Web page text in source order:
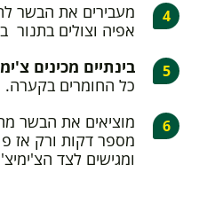
מעבירים את הבשר
אפיה וצולים בתנור במשך
בינתיים מכינים
כל החומרים בקערה.
מוציאים את הבשר
מספר דקות ורק אז
ומגישים לצד